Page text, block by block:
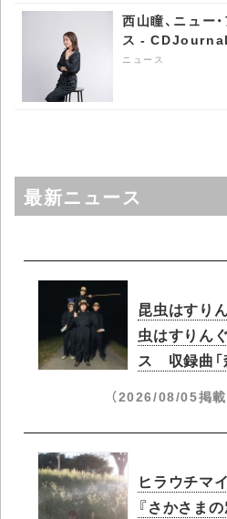
西山瞳、ニュー
ス -
ニュース
最新ニュース
昆虫はすり
虫はすりん
ス 収録曲「
（2026/08/05掲載
ヒラウチマ
『さかさま